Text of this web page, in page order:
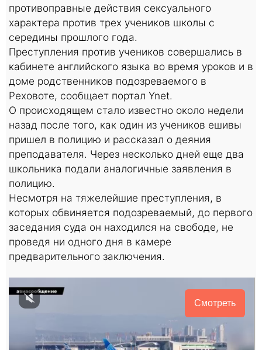
противоправные действия сексуального
характера против трех учеников школы с
середины прошлого года.
Преступления против учеников совершались в
кабинете английского языка во время уроков и в
доме родственников подозреваемого в
Реховоте, сообщает портал Ynet.
О происходящем стало известно около недели
назад после того, как один из учеников ешивы
пришел в полицию и рассказал о деяния
преподавателя. Через несколько дней еще два
школьника подали аналогичные заявления в
полицию.
Несмотря на тяжелейшие преступления, в
которых обвиняется подозреваемый, до первого
заседания суда он находился на свободе, не
проведя ни одного дня в камере
предварительного заключения.
Смотреть